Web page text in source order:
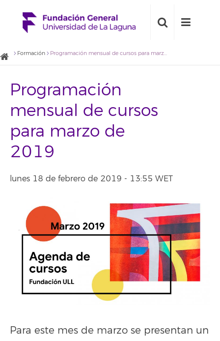
Formación Programación mensual de cursos para marzo de 2019
Programación
mensual de cursos
para marzo de
2019
lunes 18 de febrero de 2019 - 13:55 WET
Para este mes de marzo se presentan un